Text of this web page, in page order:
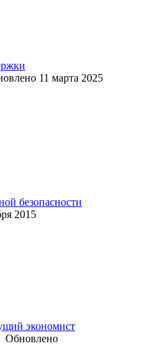
11 марта 2025
безопасности
2015
экономист
Обновлено